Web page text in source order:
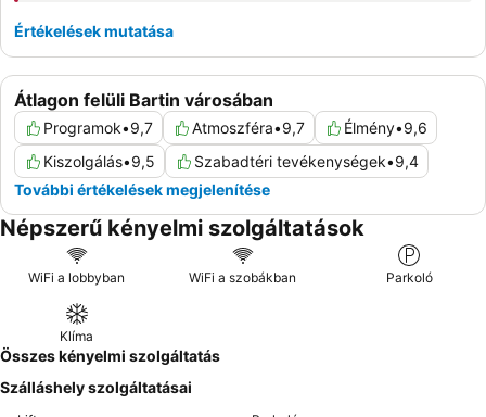
Átlagon felüli Bartin városában
Programok•9,7 Atmoszféra•9,7 Élmény•9,6
Kiszolgálás•9,5 Szabadtéri tevékenységek•9,4
További értékelések megjelenítése
Értékelések mutatása
Népszerű kényelmi szolgáltatások
WiFi a lobbyban WiFi a szobákban Parkoló
Klíma
Összes kényelmi szolgáltatás
Szálláshely szolgáltatásai